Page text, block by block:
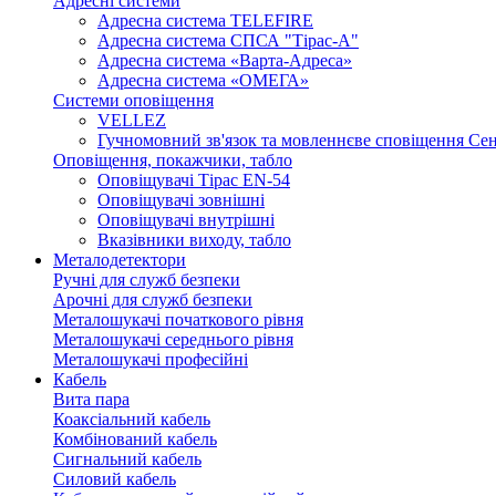
Адресна система TELEFIRE
Адресна система СПСА "Тірас-А"
Адресна система «Варта-Адреса»
Адресна система «ОМЕГА»
Системи оповіщення
VELLEZ
Гучномовний зв'язок та мовленнєве сповіщення
Оповіщення, покажчики, табло
Оповіщувачі Тірас EN-54
Оповіщувачі зовнішні
Оповіщувачі внутрішні
Вказівники виходу, табло
Металодетектори
Ручні для служб безпеки
Арочні для служб безпеки
Металошукачі початкового рівня
Металошукачі середнього рівня
Металошукачі професійні
Кабель
Вита пара
Коаксіальний кабель
Комбінований кабель
Сигнальний кабель
Силовий кабель